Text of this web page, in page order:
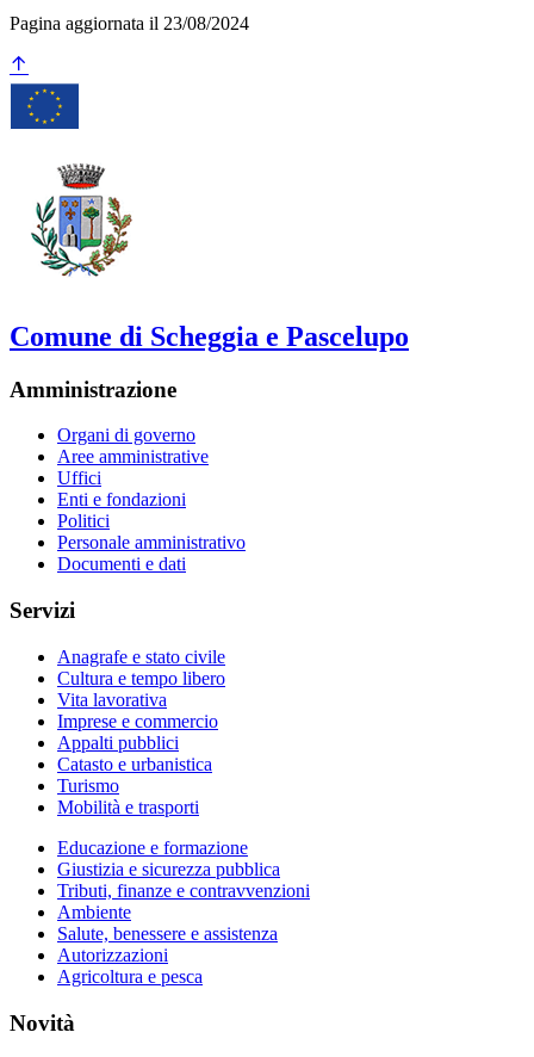
Pagina aggiornata il 23/08/2024
Comune di Scheggia e Pascelupo
Amministrazione
Organi di governo
Aree amministrative
Uffici
Enti e fondazioni
Politici
Personale amministrativo
Documenti e dati
Servizi
Anagrafe e stato civile
Cultura e tempo libero
Vita lavorativa
Imprese e commercio
Appalti pubblici
Catasto e urbanistica
Turismo
Mobilità e trasporti
Educazione e formazione
Giustizia e sicurezza pubblica
Tributi, finanze e contravvenzioni
Ambiente
Salute, benessere e assistenza
Autorizzazioni
Agricoltura e pesca
Novità